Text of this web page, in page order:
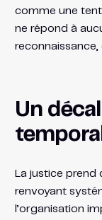
comme une
ne répond à
reconnaissance,
Un
La justice prend
renvoyant
l’organisation